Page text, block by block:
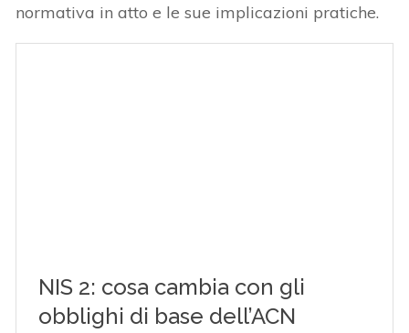
normativa in atto e le sue implicazioni pratiche.